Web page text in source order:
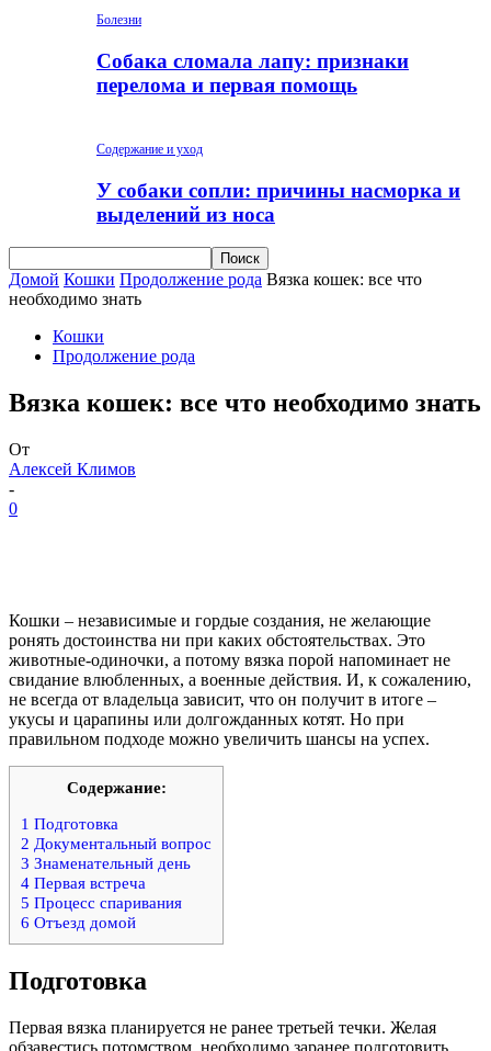
Болезни
Собака сломала лапу: признаки
перелома и первая помощь
Содержание и уход
У собаки сопли: причины насморка и
выделений из носа
Домой Кошки Продолжение рода Вязка кошек: все что
необходимо знать
Кошки
Продолжение рода
Вязка кошек: все что необходимо знать
От
Алексей Климов
-
0
Кошки – независимые и гордые создания, не желающие
ронять достоинства ни при каких обстоятельствах. Это
животные-одиночки, а потому вязка порой напоминает не
свидание влюбленных, а военные действия. И, к сожалению,
не всегда от владельца зависит, что он получит в итоге –
укусы и царапины или долгожданных котят. Но при
правильном подходе можно увеличить шансы на успех.
Содержание:
1 Подготовка
2 Документальный вопрос
3 Знаменательный день
4 Первая встреча
5 Процесс спаривания
6 Отъезд домой
Подготовка
Первая вязка планируется не ранее третьей течки. Желая
обзавестись потомством, необходимо заранее подготовить